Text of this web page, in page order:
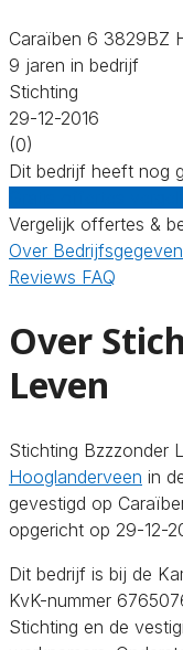
Caraïben 6 3829BZ
9 jaren in bedrijf
Stichting
29-12-2016
(0)
Dit bedrijf heeft nog
Vergelijk offertes &
Over
Reviews FAQ
Over
Leven
Stichting Bzzzonder
Hooglanderveen in
gevestigd op
opgericht op 29-12-
Dit bedrijf is bij de
KvK-nummer
Stichting en de